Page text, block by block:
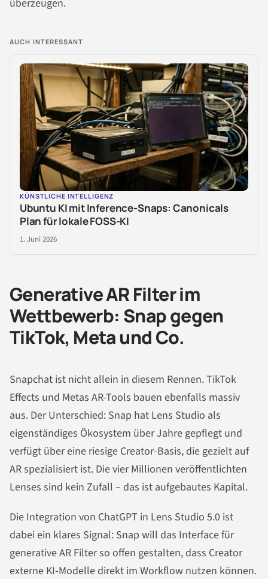
überzeugen.
AUCH INTERESSANT
KÜNSTLICHE INTELLIGENZ
Ubuntu KI mit Inference-Snaps: Canonicals
Plan für lokale FOSS-KI
1. Juni 2026
Generative AR Filter im
Wettbewerb: Snap gegen
TikTok, Meta und Co.
Snapchat ist nicht allein in diesem Rennen. TikTok
Effects und Metas AR-Tools bauen ebenfalls massiv
aus. Der Unterschied: Snap hat Lens Studio als
eigenständiges Ökosystem über Jahre gepflegt und
verfügt über eine riesige Creator-Basis, die gezielt auf
AR spezialisiert ist. Die vier Millionen veröffentlichten
Lenses sind kein Zufall – das ist aufgebautes Kapital.
Die Integration von ChatGPT in Lens Studio 5.0 ist
dabei ein klares Signal: Snap will das Interface für
generative AR Filter so offen gestalten, dass Creator
externe KI-Modelle direkt im Workflow nutzen können.